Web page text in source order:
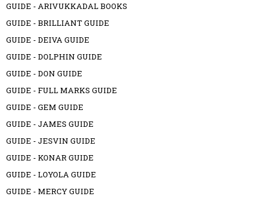
GUIDE - ARIVUKKADAL BOOKS
GUIDE - BRILLIANT GUIDE
GUIDE - DEIVA GUIDE
GUIDE - DOLPHIN GUIDE
GUIDE - DON GUIDE
GUIDE - FULL MARKS GUIDE
GUIDE - GEM GUIDE
GUIDE - JAMES GUIDE
GUIDE - JESVIN GUIDE
GUIDE - KONAR GUIDE
GUIDE - LOYOLA GUIDE
GUIDE - MERCY GUIDE